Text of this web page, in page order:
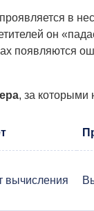
в
он
появляются
, за которыми
вычисления